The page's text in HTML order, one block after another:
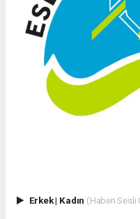
Erkek| Kadın (Haberi Sesli